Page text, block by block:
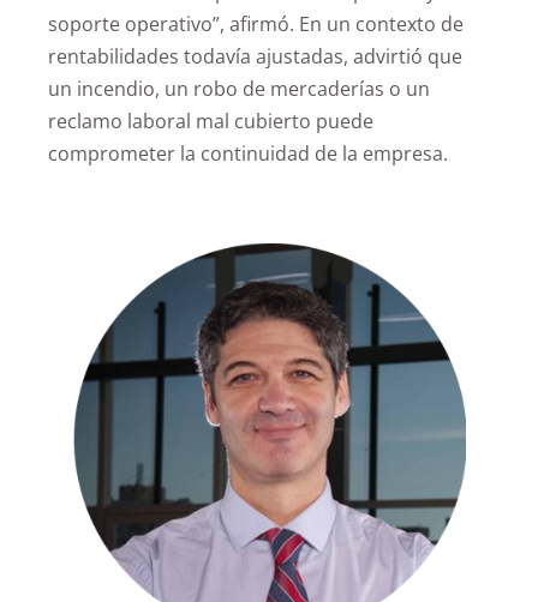
soporte operativo”, afirmó. En un contexto de
rentabilidades todavía ajustadas, advirtió que
un incendio, un robo de mercaderías o un
reclamo laboral mal cubierto puede
comprometer la continuidad de la empresa.